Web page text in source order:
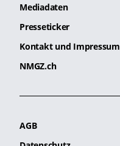
Mediadaten
Presseticker
Kontakt und Impressum
NMGZ.ch
AGB